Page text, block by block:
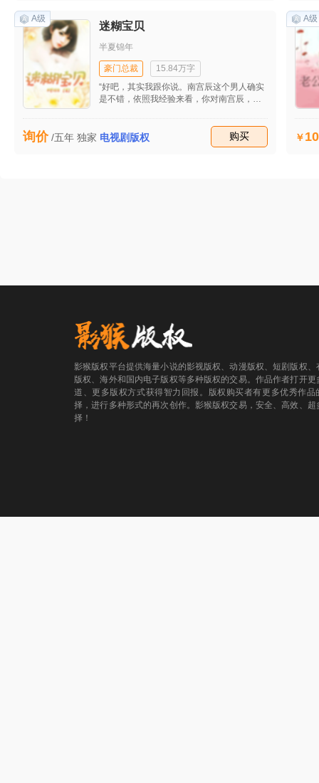
能对不起眼前的这个女人。
A级
迷糊宝贝
半夏锦年
豪门总裁
15.84万字
“好吧，其实我跟你说。南宫辰这个男人确实
是不错，依照我经验来看，你对南宫辰，应
在我看来，南宫辰是不喜欢于清儿的。于清
儿那样恶心的女人，南宫辰还能下的去
询价 /五年 独家 电视剧版权 购买
A级
影猴版权平台提供海量小说的影视版权、动漫版权、短剧版权、
版权、海外和国内电子版权等多种版权的交易。作品作者打开更
道、更多版权方式获得智力回报。版权购买者有更多优秀作品
择，进行多种形式的再次创作。影猴版权交易，安全、高效、超
择！